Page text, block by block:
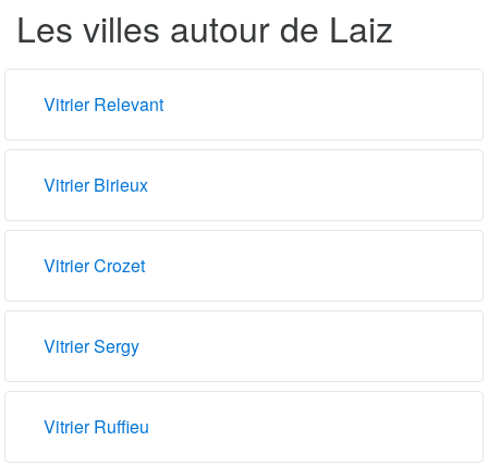
Les villes autour de Laiz
Vitrier Relevant
Vitrier Birieux
Vitrier Crozet
Vitrier Sergy
Vitrier Ruffieu